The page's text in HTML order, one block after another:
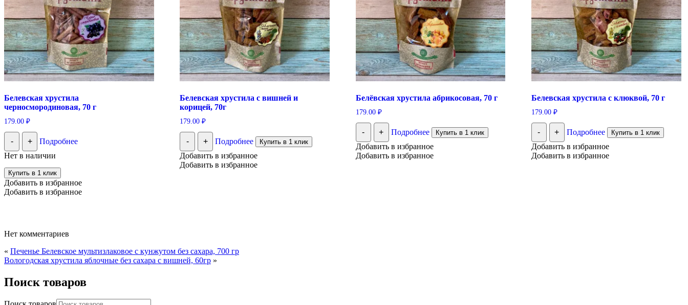
Белевская хрустила
черносмородиновая, 70 г
179.00 ₽
- +
Подробнее
Нет в наличии
Купить в 1 клик
Добавить в избранное
Добавить в избранное
Белевская хрустила с вишней и
корицей, 70г
179.00₽
- + Подробнее Купить в 1 клик
Добавить в избранное
Добавить в избранное
Белёвская хрустила абрикосовая, 70 г
179.00 ₽
- + Подробнее Купить в 1 клик
Добавить в избранное
Добавить в избранное
Белевская хрустила с клюквой, 70 г
179.00 ₽
- + Подробнее Купить в 1 клик
Добавить в избранное
Добавить в избранное
Нет комментариев
« Печенье Белевское мультизлаковое с кунжутом без сахара, 700 гр
Вологодская хрустила яблочные без сахара с вишней, 60гр »
Поиск товаров